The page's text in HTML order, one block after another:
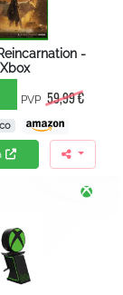
-
Xbox
PVP 59,99 €